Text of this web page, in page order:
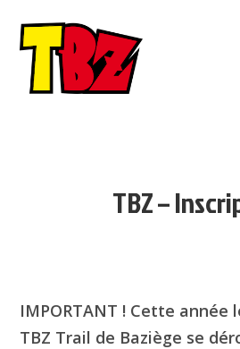
content
TBZ –
IMPORTANT ! Cette année
TBZ Trail de Baziège se